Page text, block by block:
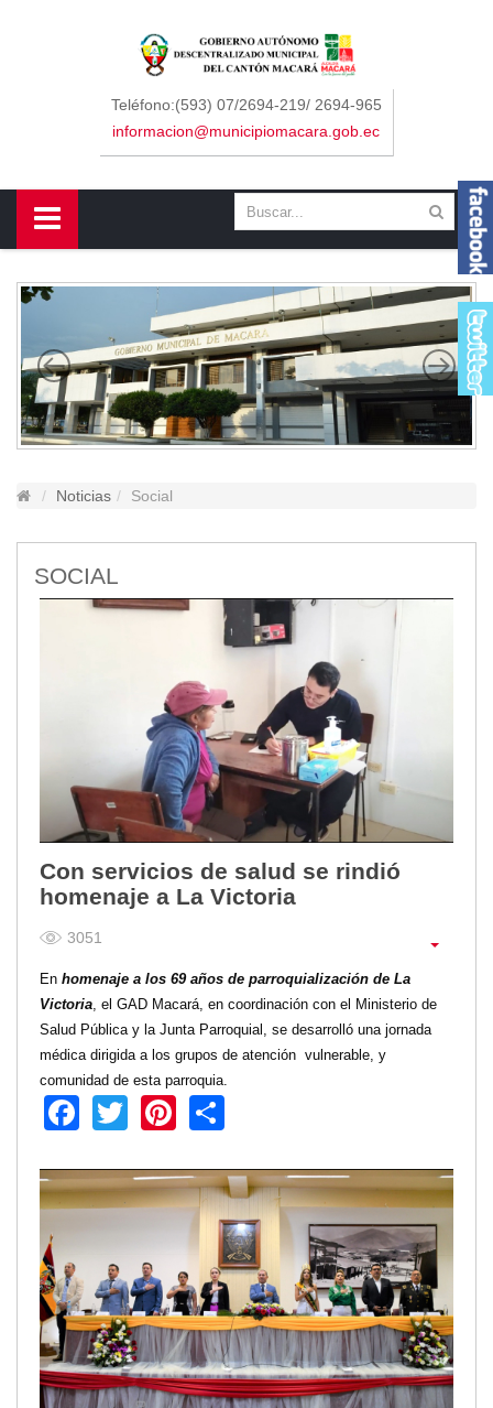
Teléfono:(593) 07/2694-219/ 2694-965
informacion@municipiomacara.gob.ec
Noticias Social
SOCIAL
Con servicios de salud se rindió
homenaje a La Victoria
3051
En homenaje a los 69 años de parroquialización de La
Victoria , el GAD Macará, en coordinación con el Ministerio de
Salud Pública y la Junta Parroquial, se desarrolló una jornada
médica dirigida a los grupos de atención vulnerable, y
comunidad de esta parroquia.
Facebook
TwitterPinterest
Sidebar Menu
Concejo
Departamentos
Contáctenos
Cantón
Himno a Macará
Símbolos Patrios
Gastronomía
Parques
Balnearios
Petroglifos
Convenios
Eventos
Socializaciones
Deportes
Social
Transparencia
LOTAIP
GAD Macará
2026
2020
2024
2022
2021
2016
2019
2018
2017